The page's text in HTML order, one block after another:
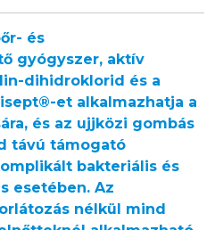
és
gyógyszer, aktív
dihidroklorid és a
et alkalmazhatja a
és az ujjközi gombás
távú támogató
bakteriális és
esetében. Az
nélkül mind